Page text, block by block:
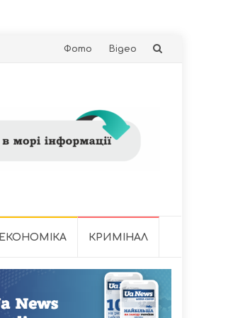
Skip
Фото Відео
ЕКОНОМІКА КРИМІНАЛ